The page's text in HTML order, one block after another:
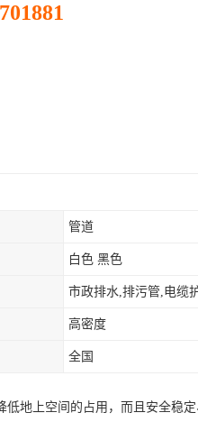
管道
白色 黑色
市政排水,排污管,电缆
高密度
全国
地上空间的占用，而且安全稳